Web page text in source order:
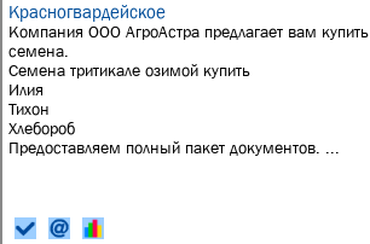
Красногвардейское
Компания ООО АгроАстра предлагает вам купить
семена.
Семена тритикале озимой купить
Илия
Тихон
Хлебороб
Предоставляем полный пакет документов. ...